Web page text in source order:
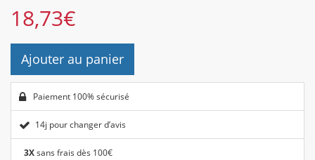
18,73€
Ajouter au panier
Paiement 100% sécurisé
14j pour changer d’avis
3Xsans frais dès 100€